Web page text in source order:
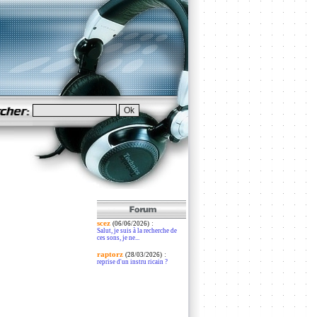
scez (06/06/2026):
Salut, je suis à la recherche de
ces sons, je ne...
raptorz (28/03/2026):
reprise d'un instru ricain ?